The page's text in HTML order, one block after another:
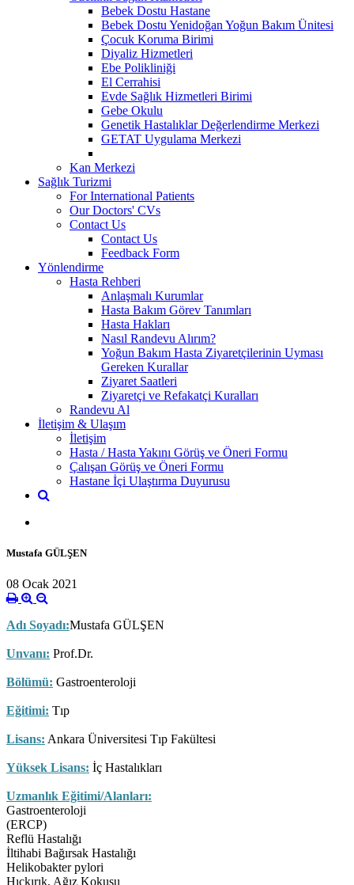
Bebek Dostu Hastane
Bebek Dostu Yenidoğan Yoğun Bakım Ünitesi
Çocuk Koruma Birimi
Diyaliz Hizmetleri
Ebe Polikliniği
El Cerrahisi
Evde Sağlık Hizmetleri Birimi
Gebe Okulu
Genetik Hastalıklar Değerlendirme Merkezi
GETAT Uygulama Merkezi
Kan Merkezi
Sağlık Turizmi
For International Patients
Our Doctors' CVs
Contact Us
Contact Us
Feedback Form
Yönlendirme
Hasta Rehberi
Anlaşmalı Kurumlar
Hasta Bakım Görev Tanımları
Hasta Hakları
Nasıl Randevu Alırım?
Yoğun Bakım Hasta Ziyaretçilerinin Uyması
Gereken Kurallar
Ziyaret Saatleri
Ziyaretçi ve Refakatçi Kuralları
Randevu Al
İletişim & Ulaşım
İletişim
Hasta / Hasta Yakını Görüş ve Öneri Formu
Çalışan Görüş ve Öneri Formu
Hastane İçi Ulaştırma Duyurusu
Mustafa GÜLŞEN
08 Ocak 2021
Adı Soyadı:Mustafa GÜLŞEN
Unvanı: Prof.Dr.
Bölümü: Gastroenteroloji
Eğitimi: Tıp
Lisans: Ankara Üniversitesi Tıp Fakültesi
Yüksek Lisans: İç Hastalıkları
Uzmanlık Eğitimi/Alanları:
Gastroenteroloji
(ERCP)
Reflü Hastalığı
İltihabi Bağırsak Hastalığı
Helikobakter pylori
Hıçkırık, Ağız Kokusu